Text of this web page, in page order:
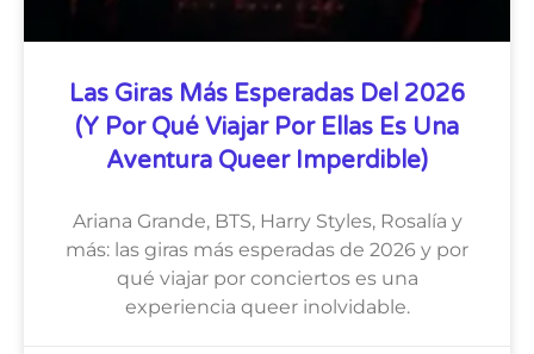
Las Giras Más Esperadas Del 2026
(y Por Qué Viajar Por Ellas Es Una
Aventura Queer Imperdible)
Ariana Grande, BTS, Harry Styles, Rosalía y
más: las giras más esperadas de 2026 y por
qué viajar por conciertos es una
experiencia queer inolvidable.